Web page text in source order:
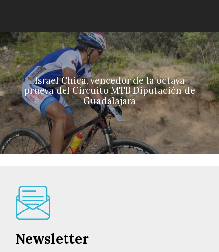
Israel Chica, vencedor de la octava
prueva del Circuito MTB Diputación de
Guadalajara
Newsletter